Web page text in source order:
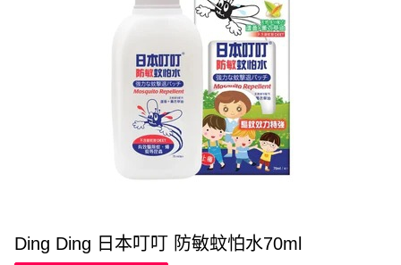
Ding Ding 日本叮叮 防敏蚊怕水70ml